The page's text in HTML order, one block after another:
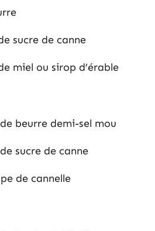
sucre de canne
miel ou sirop d’érable
beurre demi-sel mou
sucre de canne
de cannelle